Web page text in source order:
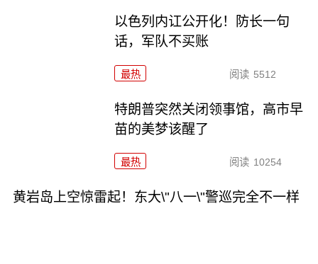
以色列内讧公开化！防长一句
话，军队不买账
最热 阅读 5512
特朗普突然关闭领事馆，高市早
苗的美梦该醒了
最热 阅读 10254
黄岩岛上空惊雷起！东大\"八一\"警巡完全不一样